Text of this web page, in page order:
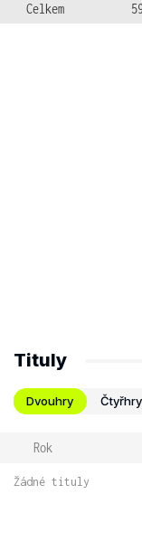
Celkem
Tituly
Dvouhry Čtyřhry
Rok
Žádné tituly